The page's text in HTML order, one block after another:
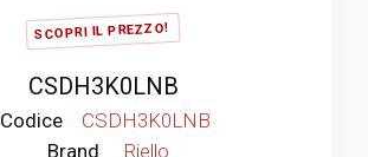
SCOPRI IL PREZZO!
CSDH3K0LNB
Codice
CSDH3K0LNB
Brand
Riello